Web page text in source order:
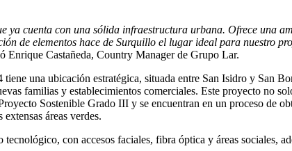
ya cuenta con una sólida infraestructura urbana. Ofrece una
de elementos hace de Surquillo el lugar ideal para nuestro
Enrique Castañeda, Country Manager de Grupo Lar.
una ubicación estratégica, situada entre San Isidro y San
familias y establecimientos comerciales. Este proyecto no
Sostenible Grado III y se encuentran en un proceso de
áreas verdes.
con accesos faciales, fibra óptica y áreas sociales,